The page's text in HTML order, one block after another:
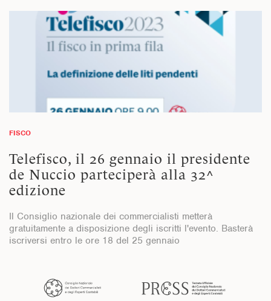
FISCO
Telefisco, il 26 gennaio il presidente
de Nuccio parteciperà alla 32^
edizione
Il Consiglio nazionale dei commercialisti metterà
gratuitamente a disposizione degli iscritti l'evento. Basterà
iscriversi entro le ore 18 del 25 gennaio